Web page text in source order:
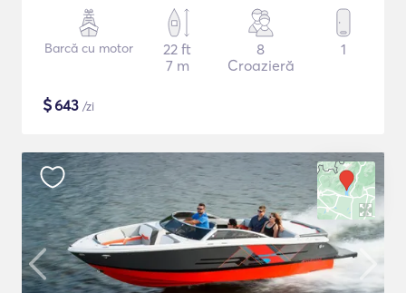
Barcă cu motor
22 ft
7 m
8
Croazieră
1
$643 /zi